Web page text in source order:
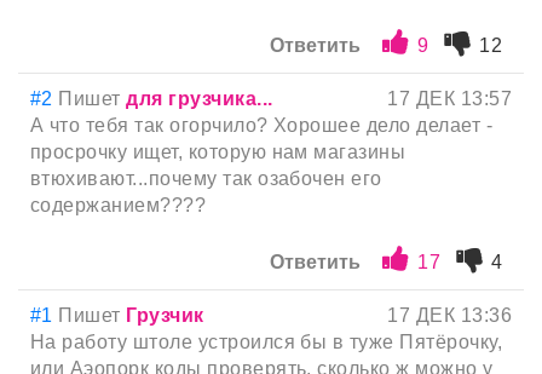
Ответить 9 12
#2 Пишетдля грузчика...
17 ДЕК 13:57
А что тебя так огорчило? Хорошее дело делает -
просрочку ищет, которую нам магазины
втюхивают...почему так озабочен его
содержанием????
Ответить 17 4
#1 Пишет Грузчик
17 ДЕК 13:36
На работу штоле устроился бы в туже Пятёрочку,
или Аэопорк коды проверять, сколько ж можно у